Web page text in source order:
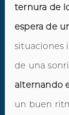
ternura de
espera de
situaciones
de una
alternando
un buen